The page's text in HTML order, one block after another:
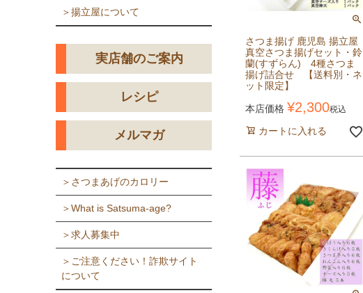
＞揚立屋について
実店舗のご案内
レシピ
メルマガ
＞さつまあげのカロリー
＞What is Satsuma-age?
＞求人募集中
＞ご注意ください！詐欺サイト
について
さつま揚げ 鹿児島 揚立屋
真空さつま揚げセット・鈴
蘭(すずらん) 4種さつま
揚げ詰合せ 【送料別・ネ
ット限定】
本店価格 ¥2,300税込
カートに入れる